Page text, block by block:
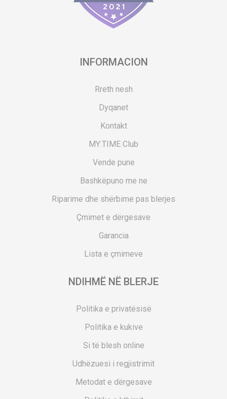
INFORMACION
Rreth nesh
Dyqanet
Kontakt
MY:TIME Club
Vende pune
Bashkëpuno me ne
Riparime dhe shërbime pas blerjes
Çmimet e dërgesave
Garancia
Lista e çmimeve
NDIHMË NË BLERJE
Politika e privatësisë
Politika e kukive
Si të blesh online
Udhëzuesi i regjistrimit
Metodat e dërgesave